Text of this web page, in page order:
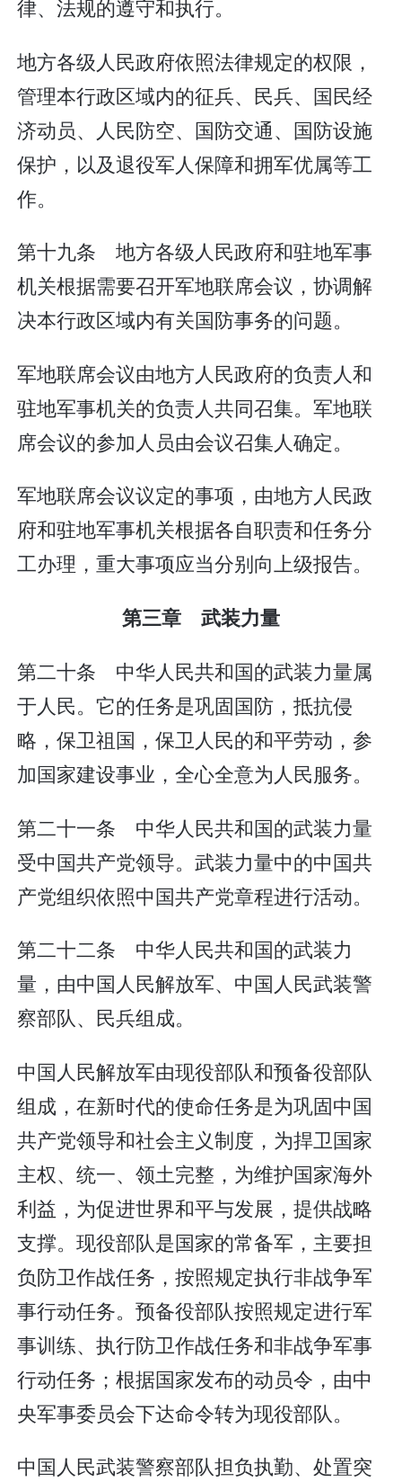
律、法规的遵守和执行。
地方各级人民政府依照法律规定的权限，
管理本行政区域内的征兵、民兵、国民经
济动员、人民防空、国防交通、国防设施
保护，以及退役军人保障和拥军优属等工
作。
第十九条 地方各级人民政府和驻地军事
机关根据需要召开军地联席会议，协调解
决本行政区域内有关国防事务的问题。
军地联席会议由地方人民政府的负责人和
驻地军事机关的负责人共同召集。军地联
席会议的参加人员由会议召集人确定。
军地联席会议议定的事项，由地方人民政
府和驻地军事机关根据各自职责和任务分
工办理，重大事项应当分别向上级报告。
第三章 武装力量
第二十条 中华人民共和国的武装力量属
于人民。它的任务是巩固国防，抵抗侵
略，保卫祖国，保卫人民的和平劳动，参
加国家建设事业，全心全意为人民服务。
第二十一条 中华人民共和国的武装力量
受中国共产党领导。武装力量中的中国共
产党组织依照中国共产党章程进行活动。
第二十二条 中华人民共和国的武装力
量，由中国人民解放军、中国人民武装警
察部队、民兵组成。
中国人民解放军由现役部队和预备役部队
组成，在新时代的使命任务是为巩固中国
共产党领导和社会主义制度，为捍卫国家
主权、统一、领土完整，为维护国家海外
利益，为促进世界和平与发展，提供战略
支撑。现役部队是国家的常备军，主要担
负防卫作战任务，按照规定执行非战争军
事行动任务。预备役部队按照规定进行军
事训练、执行防卫作战任务和非战争军事
行动任务；根据国家发布的动员令，由中
央军事委员会下达命令转为现役部队。
中国人民武装警察部队担负执勤、处置突